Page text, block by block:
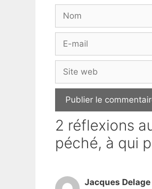
Nom
Site
web
2 réflexions
péché, à qui
Jacques Delage